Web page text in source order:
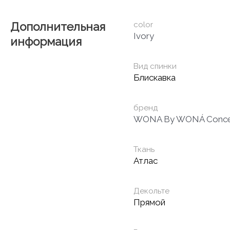
Дополнительная
информация
color
Ivory
Вид спинки
Блискавка
бренд
WONA By WONÁ
Ткань
Атлас
Декольте
Прямой